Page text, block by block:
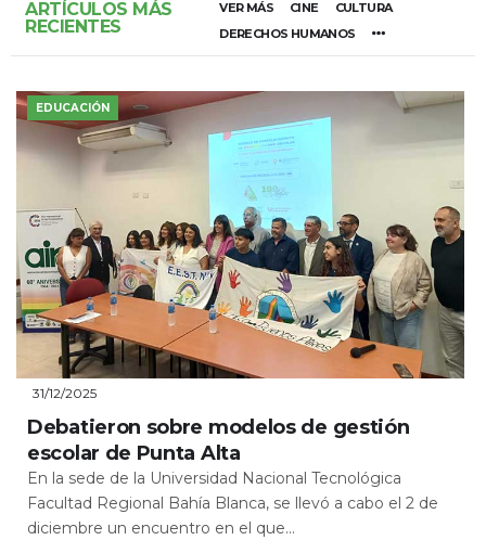
ARTÍCULOS MÁS
RECIENTES
VER MÁS CINE
CULTURA
DERECHOS HUMANOS
EDUCACIÓN
31/12/2025
Debatieron sobre modelos de gestión
escolar de Punta Alta
En la sede de la Universidad Nacional Tecnológica
Facultad Regional Bahía Blanca, se llevó a cabo el 2 de
diciembre un encuentro en el que...